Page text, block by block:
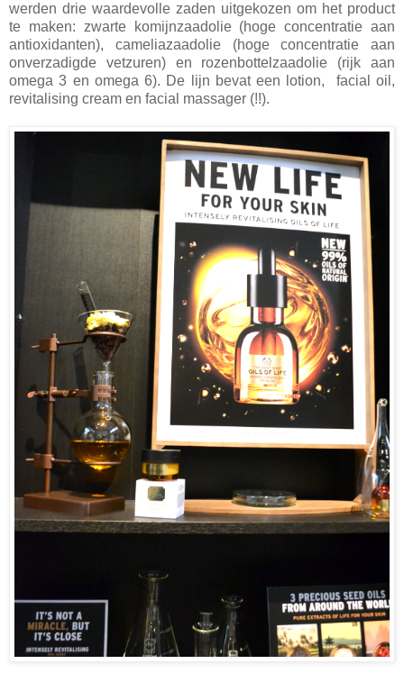
werden drie waardevolle zaden uitgekozen om het product
te maken: zwarte komijnzaadolie (hoge concentratie aan
antioxidanten), cameliazaadolie (hoge concentratie aan
onverzadigde vetzuren) en rozenbottelzaadolie (rijk aan
omega 3 en omega 6). De lijn bevat een lotion, facial oil,
revitalising cream en facial massager (!!).